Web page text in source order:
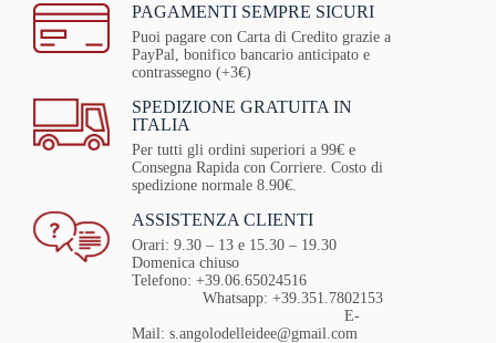
PAGAMENTI SEMPRE SICURI
Puoi pagare con Carta di Credito grazie a
PayPal, bonifico bancario anticipato e
contrassegno (+3€)
SPEDIZIONE GRATUITA IN
ITALIA
Per tutti gli ordini superiori a 99€ e
Consegna Rapida con Corriere. Costo di
spedizione normale 8.90€.
ASSISTENZA CLIENTI
Orari: 9.30 – 13 e 15.30 – 19.30
Domenica chiuso
Telefono: +39.06.65024516
Whatsapp: +39.351.7802153
E-
Mail: s.angolodelleidee@gmail.com